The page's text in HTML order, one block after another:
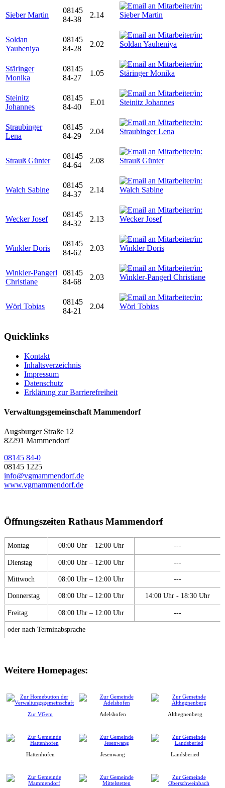
Sieber Martin
08145
84-38
2.14
Soldan
Yauheniya
08145
84-28
2.02
Stäringer
Monika
08145
84-27
1.05
Steinitz
Johannes
08145
84-40
E.01
Straubinger
Lena
08145
84-29
2.04
Strauß Günter
08145
84-64
2.08
Walch Sabine
08145
84-37
2.14
Wecker Josef
08145
84-32
2.13
Winkler Doris
08145
84-62
2.03
Winkler-Pangerl
Christiane
08145
84-68
2.03
Wörl Tobias
08145
84-21
2.04
Quicklinks
Kontakt
Inhaltsverzeichnis
Impressum
Datenschutz
Erklärung zur Barrierefreiheit
Verwaltungsgemeinschaft Mammendorf
Augsburger Straße 12
82291 Mammendorf
08145 84-0
08145 1225
info@vgmammendorf.de
www.vgmammendorf.de
Öffnungszeiten Rathaus Mammendorf
Montag 08:00 Uhr – 12:00 Uhr ---
Dienstag 08:00 Uhr – 12:00 Uhr ---
Mittwoch 08:00 Uhr – 12:00 Uhr ---
Donnerstag 08:00 Uhr – 12:00 Uhr 14:00 Uhr - 18:30 Uhr
Freitag 08:00 Uhr – 12:00 Uhr ---
oder nach Terminabsprache
Weitere Homepages:
Zur VGem Adelshofen Althegnenberg
Hattenhofen Jesenwang Landsberied